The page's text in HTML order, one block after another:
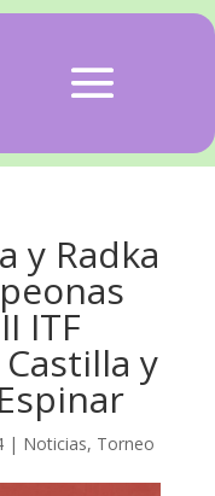
y Radka
ITF
y
| Noticias, Torneo